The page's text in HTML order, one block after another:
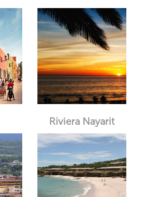
Riviera Nayarit